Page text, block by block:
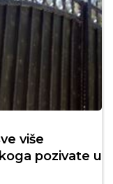
više
pozivate u